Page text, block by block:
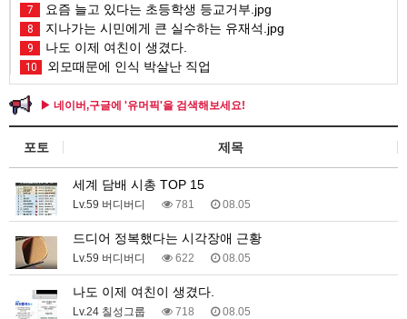
7 요즘 늘고 있다는 초등학생 등교거부.jpg
8 지나가는 시민에게 큰 실수하는 유재석.jpg
9 나도 이제 여친이 생겼다.
10 외모때문에 인식 박살난 직업
▶ 네이버,구글에 '유머픽'을 검색해보세요!
포토 제목
세계 담배 시총 TOP 15
Lv.59 버디버디 781 08.05
드디어 정복했다는 시각장애 근황
Lv.59 버디버디 622 08.05
나도 이제 여친이 생겼다.
Lv.24 칠성그룹 718 08.05